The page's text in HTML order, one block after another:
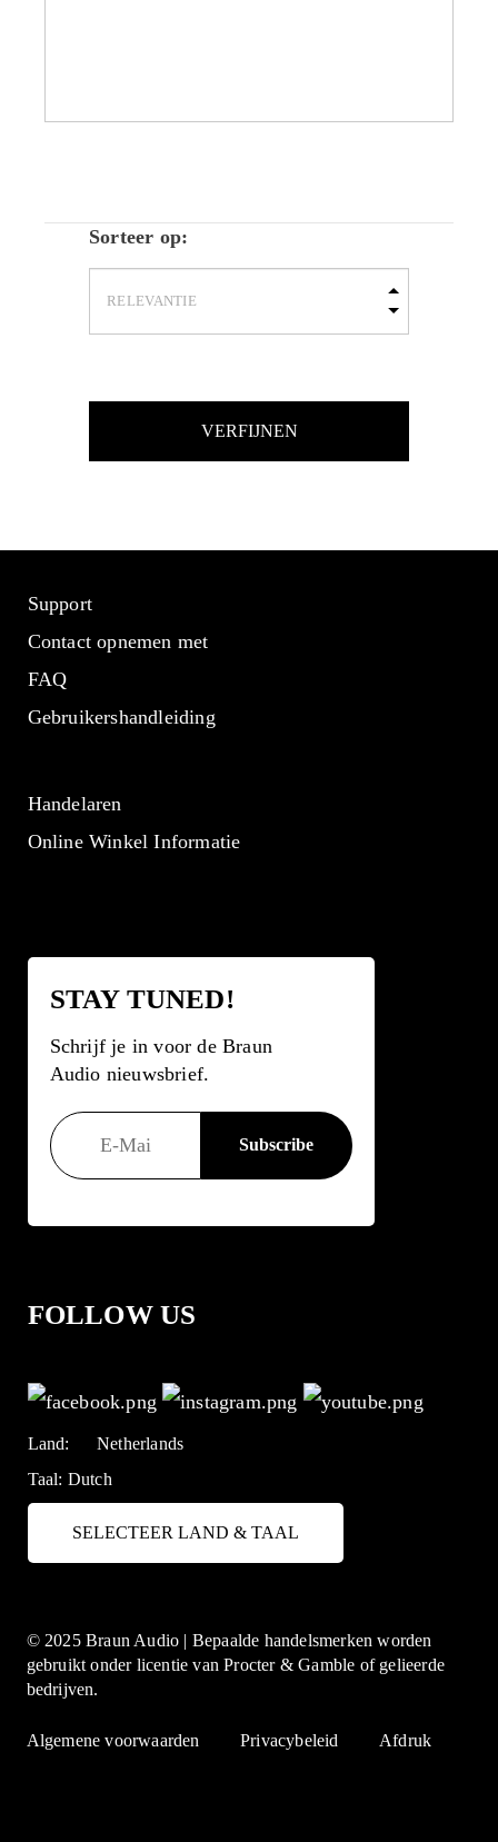
Sorteer op:
VERFIJNEN
Support
Contact opnemen met
FAQ
Gebruikershandleiding
Handelaren
Online Winkel Informatie
STAY TUNED!
Schrijf je in voor de Braun
Audio nieuwsbrief.
FOLLOW US
Land:
Netherlands
Taal: Dutch
SELECTEER LAND & TAAL
© 2025 Braun Audio | Bepaalde handelsmerken worden
gebruikt onder licentie van Procter & Gamble of gelieerde
bedrijven.
Algemene voorwaarden Privacybeleid Afdruk